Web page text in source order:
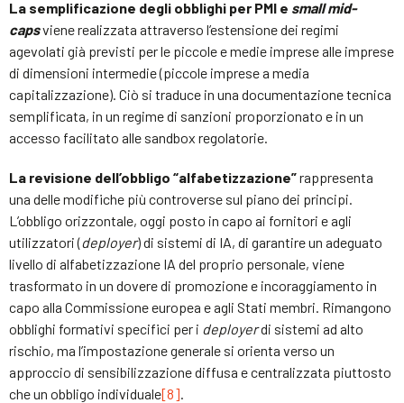
La semplificazione degli obblighi per PMI e small mid-
capsviene realizzata attraverso l’estensione dei regimi
agevolati già previsti per le piccole e medie imprese alle imprese
di dimensioni intermedie (piccole imprese a media
capitalizzazione). Ciò si traduce in una documentazione tecnica
semplificata, in un regime di sanzioni proporzionato e in un
accesso facilitato alle sandbox regolatorie.
La revisione dell’obbligo “alfabetizzazione”rappresenta
una delle modifiche più controverse sul piano dei principi.
L’obbligo orizzontale, oggi posto in capo ai fornitori e agli
utilizzatori (deployer) di sistemi di IA, di garantire un adeguato
livello di alfabetizzazione IA del proprio personale, viene
trasformato in un dovere di promozione e incoraggiamento in
capo alla Commissione europea e agli Stati membri. Rimangono
obblighi formativi specifici per i deployerdi sistemi ad alto
rischio, ma l’impostazione generale si orienta verso un
approccio di sensibilizzazione diffusa e centralizzata piuttosto
che un obbligo individuale[8]